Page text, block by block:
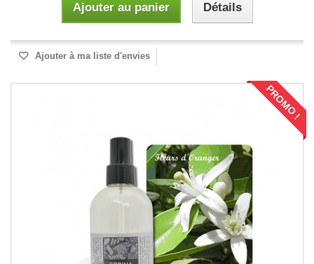
Ajouter au panier Détails
Ajouter à ma liste d'envies
PROMO !